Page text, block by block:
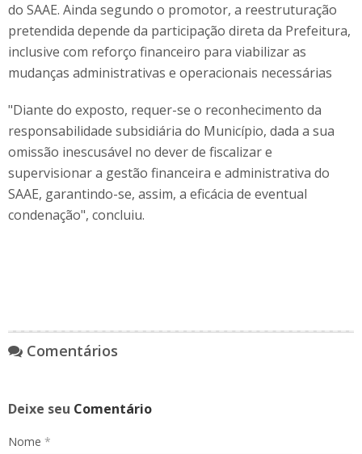
do SAAE. Ainda segundo o promotor, a reestruturação
pretendida depende da participação direta da Prefeitura,
inclusive com reforço financeiro para viabilizar as
mudanças administrativas e operacionais necessárias
"Diante do exposto, requer-se o reconhecimento da
responsabilidade subsidiária do Município, dada a sua
omissão inescusável no dever de fiscalizar e
supervisionar a gestão financeira e administrativa do
SAAE, garantindo-se, assim, a eficácia de eventual
condenação", concluiu.
Comentários
Deixe seu Comentário
Nome *